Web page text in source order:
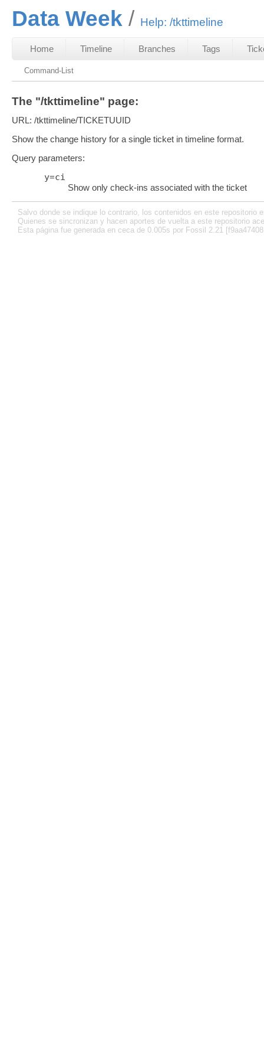
Data Week Help: /tkttimeline
Home Timeline Branches Tags
Command-List
The "/tkttimeline" page:
URL: /tkttimeline/TICKETUUID
Show the change history for a single ticket in timeline format.
Query parameters:
y=ci
Show only check-ins associated with the ticket
Salvo donde se indique lo contrario, los contenidos en este repositorio
Quienes se sincronizan y hacen aportes de vuelta a este repositorio
Esta página fue generada en ceca de 0.005s por Fossil 2.21